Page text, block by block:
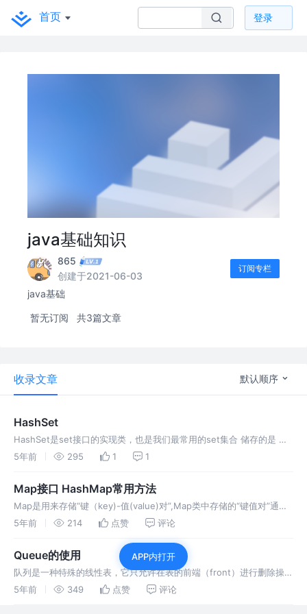
首页 登录
java基础知识
865
创建于2021-06-03
订阅专栏
java基础
暂无订阅 共3篇文章
收录文章 默认顺序
HashSet
HashSet是set接口的实现类，也是我们最常用的set集合 储存的是 无
序，唯一的对象 由于是 无序 的所以每组数据都 没有索引，很多list可
5年前 295 1 1
Map接口 HashMap常用方法
Map是用来存储“键（key)-值(value)对”,Map类中存储的“键值对”通过
键来标识，所以键值对不能重复。 Map接口的实现类有HashMap，
5年前 214 点赞 评论
Queue的使用
队列是一种特殊的线性表，它只允许在表的前端（front）进行删除操
作，而在表的后端（rear）进行插入操作。进行插入操作的端称为队
5年前 349 点赞 评论
APP内打开